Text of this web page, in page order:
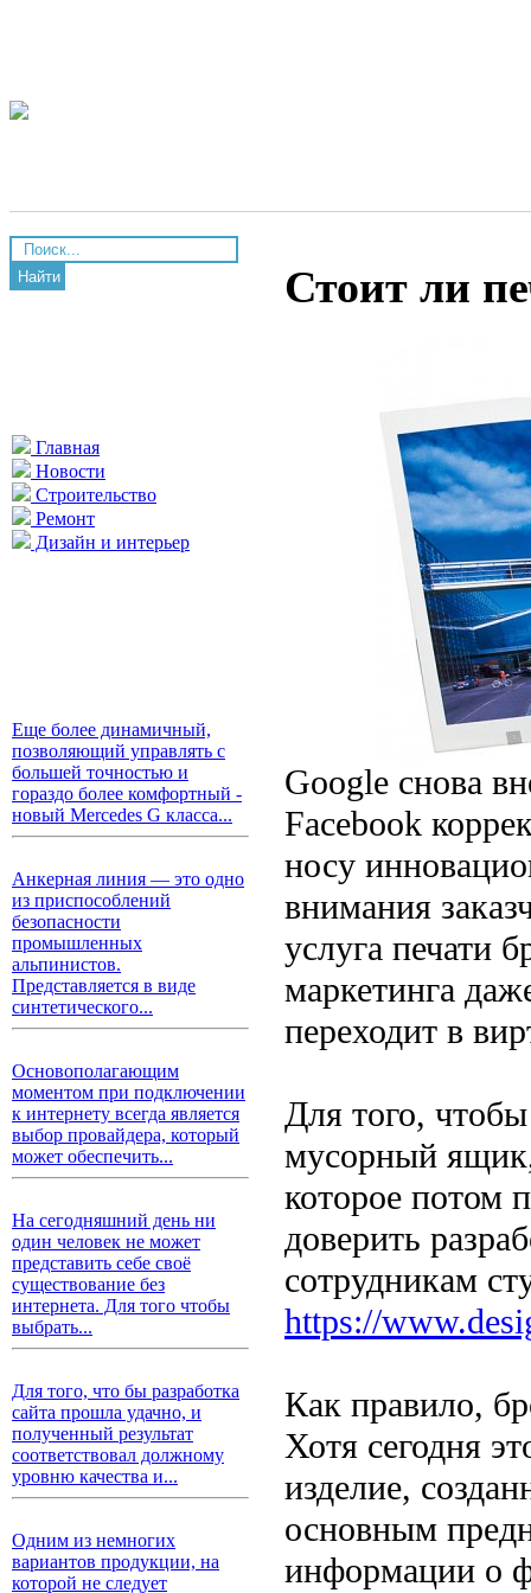
Найти
Главная
Новости
Строительство
Ремонт
Дизайн и интерьер
Еще более динамичный,
позволяющий управлять с
большей точностью и
гораздо более комфортный -
новый Mercedes G класса...
Анкерная линия — это одно
из приспособлений
безопасности
промышленных
альпинистов.
Представляется в виде
синтетического...
Основополагающим
моментом при подключении
к интернету всегда является
выбор провайдера, который
может обеспечить...
На сегодняшний день ни
один человек не может
представить себе своё
существование без
интернета. Для того чтобы
выбрать...
Для того, что бы разработка
сайта прошла удачно, и
полученный результат
соответствовал должному
уровню качества и...
Одним из немногих
вариантов продукции, на
которой не следует
Стоит ли
Google снова
Facebook
носу
внимания
услуга печати
маркетинга
переходит в
Для того,
мусорный ящик,
которое потом
доверить
сотрудникам
https://
Как правило,
Хотя сегодня
изделие,
основным
информации о